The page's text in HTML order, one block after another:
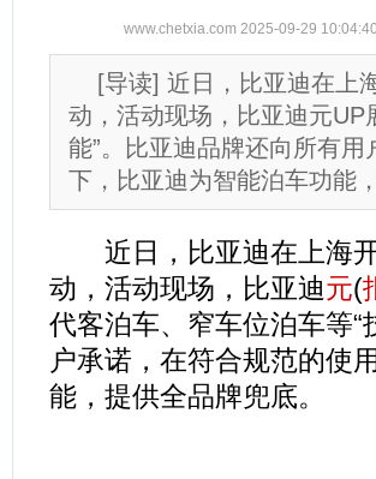
www.chetxia.com 2025-09-29 10:04:40
[导读] 近日，比亚迪在上
动，活动现场，比亚迪元UP
能”。比亚迪品牌还向所有
下，比亚迪为智能泊车功能
近日，比亚迪在上海开
动，活动现场，比亚迪元(
代客泊车、窄车位泊车等
户承诺，在符合规范的使
能，提供全品牌兜底。